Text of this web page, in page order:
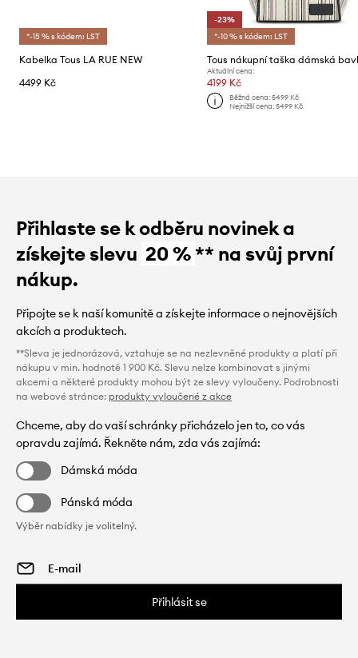
*-15 % s kódem: LST
Kabelka Tous LA RUE NEW
4499 Kč
-23%
*-10 % s kódem: LST
Tous nákupní taška dámská
Aktuální cena:
4199 Kč
Běžná cena: 5499 Kč
Nejnižší cena: 5499 Kč
Přihlaste se k odběru novinek a
získejte slevu 20 %** na svůj první
nákup.
Připojte se k naší komunitě a získejte informace o nejnovějších
akcích a produktech.
**Sleva je jednorázová, vztahuje se na nezlevněné produkty a platí při
nákupu v min. hodnotě 1 900 Kč. Slevu nelze kombinovat s jinými
akcemi a některé produkty mohou být ze slevy vyloučeny. Podrobnosti
na webové stránce: produkty vyloučené z akce
Chceme, aby do vaší schránky přicházelo jen to, co vás
opravdu zajímá. Řekněte nám, zda vás zajímá:
Dámská móda
Pánská móda
Výběr nabídky je volitelný.
Přihlásit se